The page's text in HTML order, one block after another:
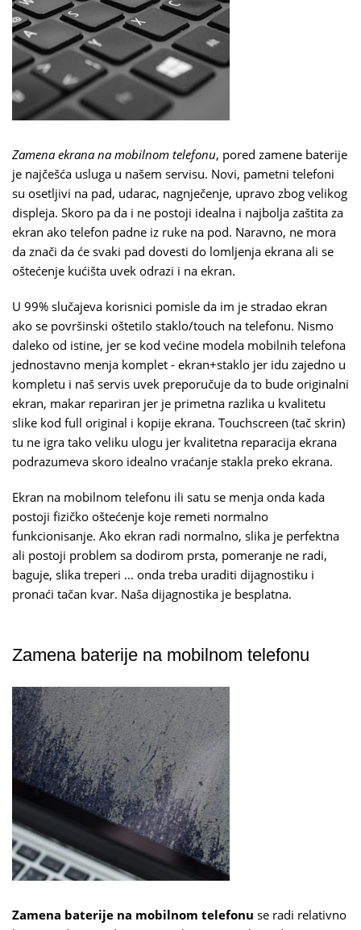
Zamena ekrana na mobilnom telefonu, pored zamene baterije
je najčešća usluga u našem servisu. Novi, pametni telefoni
su osetljivi na pad, udarac, nagnječenje, upravo zbog velikog
displeja. Skoro pa da i ne postoji idealna i najbolja zaštita za
ekran ako telefon padne iz ruke na pod. Naravno, ne mora
da znači da će svaki pad dovesti do lomljenja ekrana ali se
oštećenje kućišta uvek odrazi i na ekran.
U 99% slučajeva korisnici pomisle da im je stradao ekran
ako se površinski oštetilo staklo/touch na telefonu. Nismo
daleko od istine, jer se kod većine modela mobilnih telefona
jednostavno menja komplet - ekran+staklo jer idu zajedno u
kompletu i naš servis uvek preporučuje da to bude originalni
ekran, makar repariran jer je primetna razlika u kvalitetu
slike kod full original i kopije ekrana. Touchscreen (tač skrin)
tu ne igra tako veliku ulogu jer kvalitetna reparacija ekrana
podrazumeva skoro idealno vraćanje stakla preko ekrana.
Ekran na mobilnom telefonu ili satu se menja onda kada
postoji fizičko oštećenje koje remeti normalno
funkcionisanje. Ako ekran radi normalno, slika je perfektna
ali postoji problem sa dodirom prsta, pomeranje ne radi,
baguje, slika treperi ... onda treba uraditi dijagnostiku i
pronaći tačan kvar. Naša dijagnostika je besplatna.
Zamena baterije na mobilnom telefonu
Zamena baterije na mobilnom telefonu se radi relativno